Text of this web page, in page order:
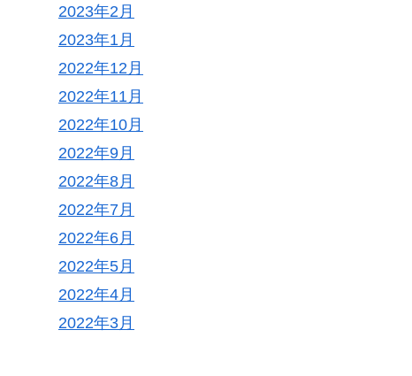
2023年2月
2023年1月
2022年12月
2022年11月
2022年10月
2022年9月
2022年8月
2022年7月
2022年6月
2022年5月
2022年4月
2022年3月